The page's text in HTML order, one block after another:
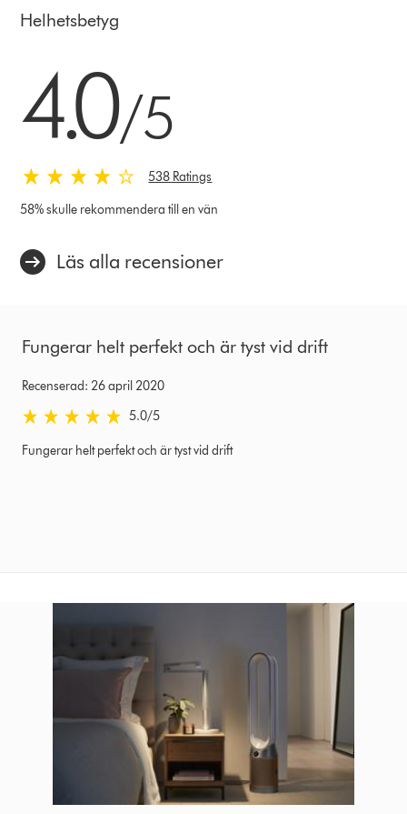
Helhetsbetyg
stjärnor
5
Ratings
4.0/5
538 Ratings
58% skulle rekommendera till en vän
Läs alla recensioner
Fungerar helt perfekt och är tyst vid drift
Recenserad: 26 april 2020
5.0
stjärnor
Ratings
5.0/5
Fungerar helt perfekt och är tyst vid drift